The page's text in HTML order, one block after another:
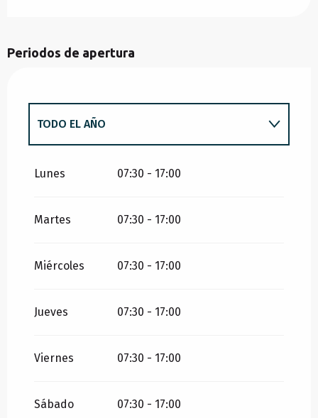
Periodos de apertura
TODO EL AÑO
TODO EL AÑO 2027
TODO EL AÑO 2028
Lunes 07:30 - 17:00
Martes 07:30 - 17:00
Miércoles 07:30 - 17:00
Jueves 07:30 - 17:00
Viernes 07:30 - 17:00
Sábado 07:30 - 17:00